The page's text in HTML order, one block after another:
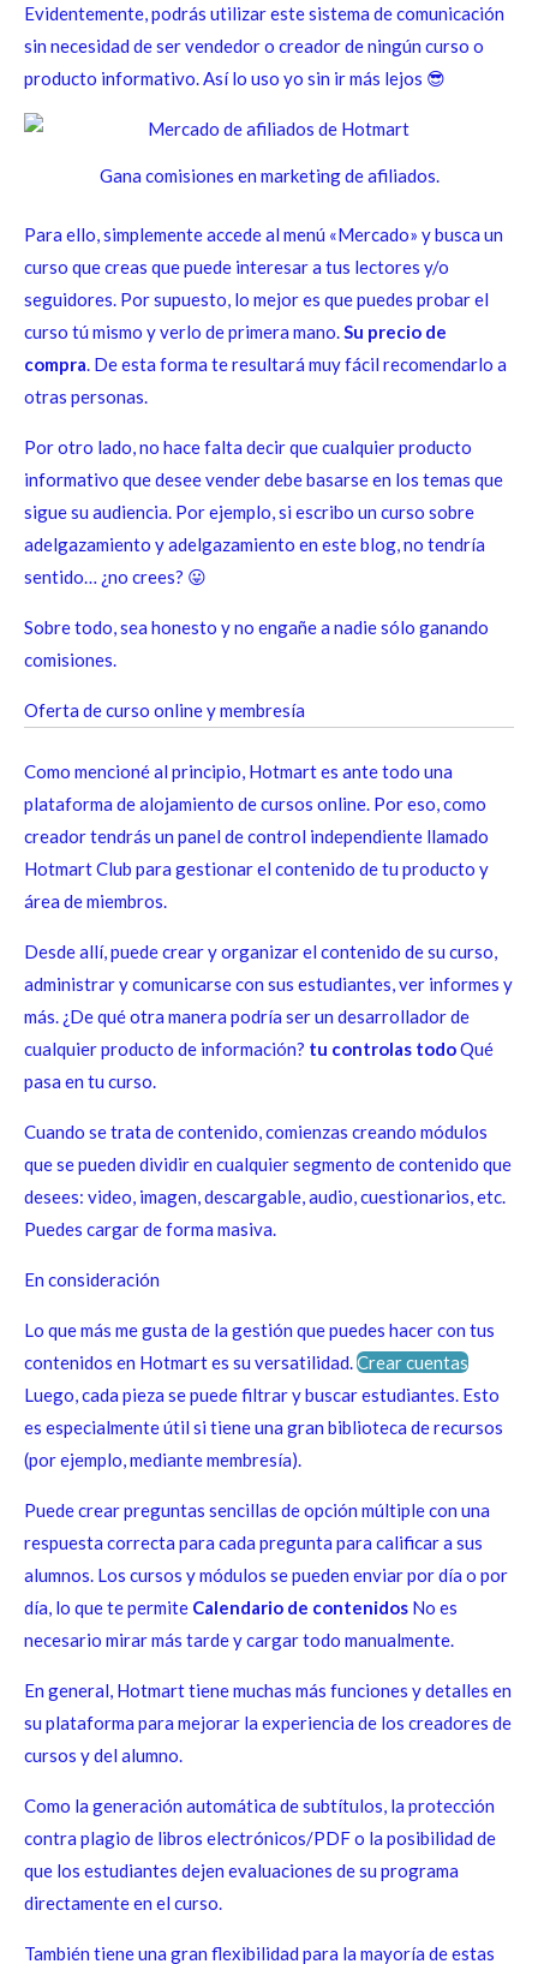
Evidentemente, podrás utilizar este sistema de comunicación
sin necesidad de ser vendedor o creador de ningún curso o
producto informativo. Así lo uso yo sin ir más lejos 😎
Gana comisiones en marketing de afiliados.
Para ello, simplemente accede al menú «Mercado» y busca un
curso que creas que puede interesar a tus lectores y/o
seguidores. Por supuesto, lo mejor es que puedes probar el
curso tú mismo y verlo de primera mano.Su precio de
compra. De esta forma te resultará muy fácil recomendarlo a
otras personas.
Por otro lado, no hace falta decir que cualquier producto
informativo que desee vender debe basarse en los temas que
sigue su audiencia. Por ejemplo, si escribo un curso sobre
adelgazamiento y adelgazamiento en este blog, no tendría
sentido… ¿no crees? 😛
Sobre todo, sea honesto y no engañe a nadie sólo ganando
comisiones.
Oferta de curso online y membresía
Como mencioné al principio, Hotmart es ante todo una
plataforma de alojamiento de cursos online. Por eso, como
creador tendrás un panel de control independiente llamado
Hotmart Club para gestionar el contenido de tu producto y
área de miembros.
Desde allí, puede crear y organizar el contenido de su curso,
administrar y comunicarse con sus estudiantes, ver informes y
más. ¿De qué otra manera podría ser un desarrollador de
cualquier producto de información? tu controlas todoQué
pasa en tu curso.
Cuando se trata de contenido, comienzas creando módulos
que se pueden dividir en cualquier segmento de contenido que
desees: video, imagen, descargable, audio, cuestionarios, etc.
Puedes cargar de forma masiva.
En consideración
Lo que más me gusta de la gestión que puedes hacer con tus
contenidos en Hotmart es su versatilidad.Crear cuentas
Luego, cada pieza se puede filtrar y buscar estudiantes. Esto
es especialmente útil si tiene una gran biblioteca de recursos
(por ejemplo, mediante membresía).
Puede crear preguntas sencillas de opción múltiple con una
respuesta correcta para cada pregunta para calificar a sus
alumnos. Los cursos y módulos se pueden enviar por día o por
día, lo que te permite Calendario de contenidos No es
necesario mirar más tarde y cargar todo manualmente.
En general, Hotmart tiene muchas más funciones y detalles en
su plataforma para mejorar la experiencia de los creadores de
cursos y del alumno.
Como la generación automática de subtítulos, la protección
contra plagio de libros electrónicos/PDF o la posibilidad de
que los estudiantes dejen evaluaciones de su programa
directamente en el curso.
También tiene una gran flexibilidad para la mayoría de estas